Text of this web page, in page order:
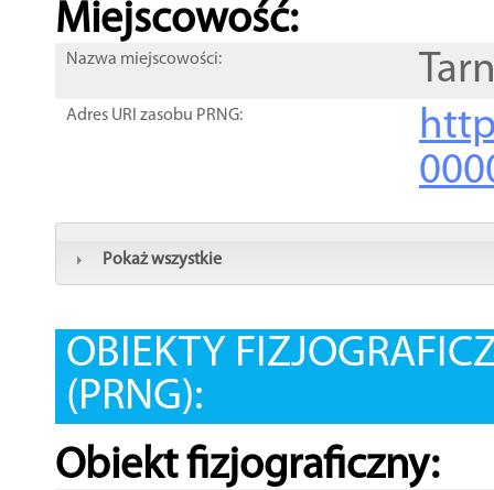
Miejscowość:
Nazwa miejscowości:
Adres URI zasobu PRNG:
Pokaż wszystkie
OBIEKTY
(PRNG):
Obiekt fizjograficzny: